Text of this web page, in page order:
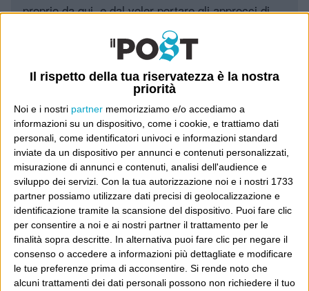
Il rispetto della tua riservatezza è la nostra
priorità
Noi e i nostri partner memorizziamo e/o accediamo a
informazioni su un dispositivo, come i cookie, e trattiamo dati
personali, come identificatori univoci e informazioni standard
inviate da un dispositivo per annunci e contenuti personalizzati,
misurazione di annunci e contenuti, analisi dell'audience e
sviluppo dei servizi. Con la tua autorizzazione noi e i nostri 1733
partner possiamo utilizzare dati precisi di geolocalizzazione e
identificazione tramite la scansione del dispositivo. Puoi fare clic
per consentire a noi e ai nostri partner il trattamento per le
finalità sopra descritte. In alternativa puoi fare clic per negare il
consenso o accedere a informazioni più dettagliate e modificare
le tue preferenze prima di acconsentire. Si rende noto che
alcuni trattamenti dei dati personali possono non richiedere il tuo
proprio da qui, e dal voler portare gli approcci di
questo blog dentro a un progetto più grande.
Poi il Post è cresciuto ed è diventato anche altro:
un progetto giornalistico che prosegue da oltre 16
anni, grazie a chi lo scopre, lo apprezza e lo
consiglia in giro.
Leggi il Post, magari ti piace
Luca Sofri Wittgenstein